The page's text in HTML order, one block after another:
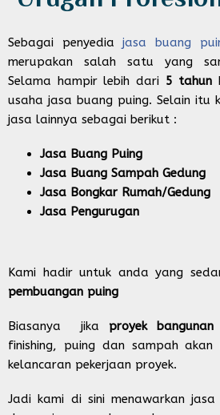
Sebagai penyediajasa buang
merupakan salah satu yang
Selama hampir lebih dari 5 tahun
usaha jasa buang puing. Selain itu
jasa lainnya sebagai berikut :
Jasa Buang Puing
Jasa Buang Sampah Gedung
Jasa Bongkar Rumah/Gedung
Jasa Pengurugan
Kami hadir untuk anda yang
pembuangan puing
Biasanya jika proyek
finishing, puing dan sampah akan
kelancaran pekerjaan proyek.
Jadi kami di sini menawarkan jasa